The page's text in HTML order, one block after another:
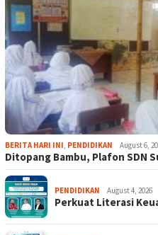
BERITA HARI INI, PENDIDIKAN August 6,
Ditopang Bambu, Plafon SDN
PENDIDIKAN August 4, 2026
Perkuat Literasi